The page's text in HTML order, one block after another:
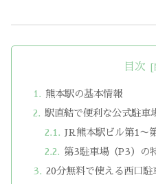
目次
熊本駅の基本情報
駅直結で便利な公式駐車
JR熊本駅ビル第1〜
第3駐車場（P3）の
20分無料で使える西口駐